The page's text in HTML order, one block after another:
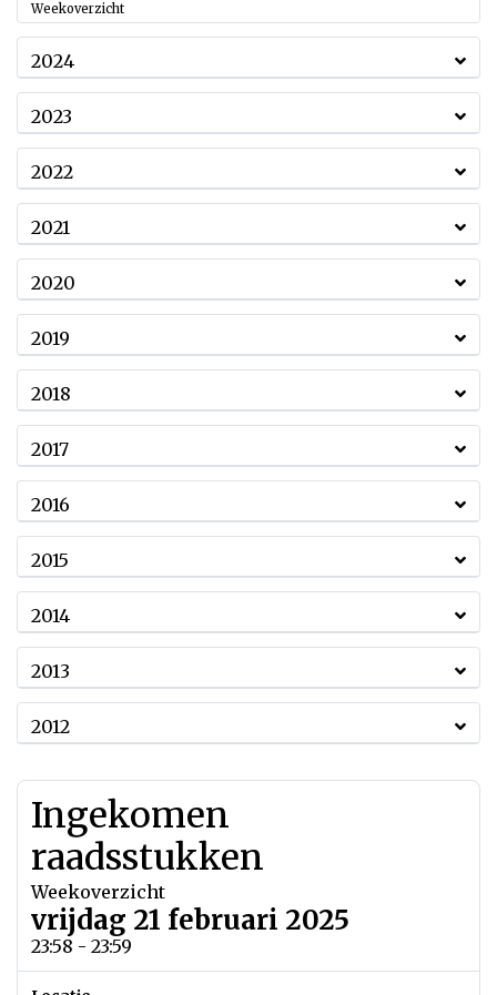
Weekoverzicht
2024
2023
2022
2021
2020
2019
2018
2017
2016
2015
2014
2013
2012
Ingekomen
raadsstukken
Weekoverzicht
vrijdag 21 februari 2025
23:58 - 23:59